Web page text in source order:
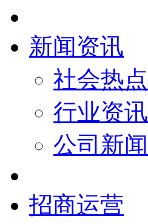
新闻资讯
社会热点
行业资讯
公司新闻
招商运营